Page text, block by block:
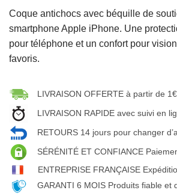
Coque antichocs avec béquille de
smartphone Apple iPhone. Une
pour téléphone et un confort pour
favoris.
LIVRAISON OFFERTE à partir de 1€
LIVRAISON RAPIDE avec suivi en
RETOURS 14 jours pour changer
SÉRÉNITÉ ET CONFIANCE
ENTREPRISE FRANÇAISE
GARANTI 6 MOIS Produits fiable et